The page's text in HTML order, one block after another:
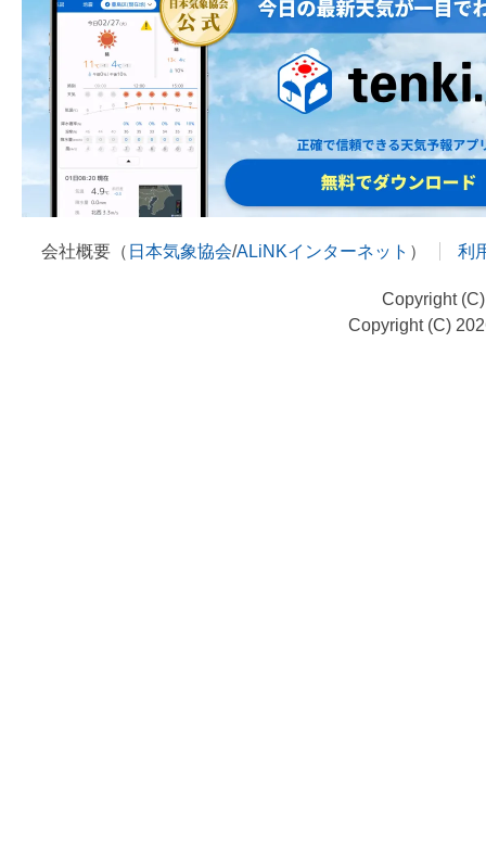
会社概要（ 日本気象協会/ALiNKインターネット ） 利
Copyright
Copyright (C)